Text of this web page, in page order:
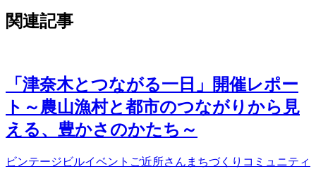
関連記事
「津奈木とつながる一日」開催レポー
ト～農山漁村と都市のつながりから見
える、豊かさのかたち～
ビンテージビルイベント ご近所さん まちづくり コミュニティ